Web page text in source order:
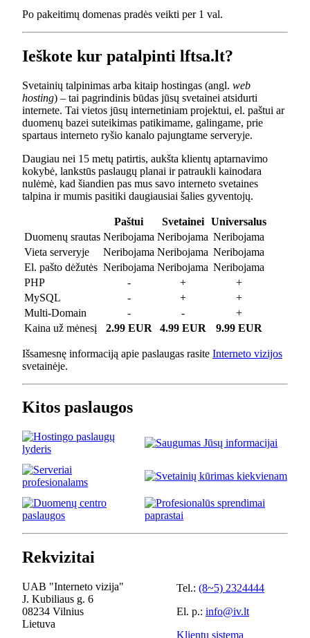
Po pakeitimų domenas pradės veikti per 1 val.
Ieškote kur patalpinti lftsa.lt?
Svetainių talpinimas arba kitaip hostingas (angl. web
hosting) – tai pagrindinis būdas jūsų svetainei atsidurti
internete. Tai vietos jūsų internetiniam projektui, el. paštui ar
duomenų bazei suteikimas patikimame, galingame, prie
spartaus interneto ryšio kanalo pajungtame serveryje.
Daugiau nei 15 metų patirtis, aukšta klientų aptarnavimo
kokybė, lankstūs paslaugų planai ir patraukli kainodara
nulėmė, kad šiandien pas mus savo interneto svetaines
talpina ir mumis pasitiki daugiausiai šalies gyventojų.
Paštui Svetainei
Universalus
Duomenų srautas Neribojama Neribojama Neribojama
Vieta serveryje
Neribojama Neribojama Neribojama
El. pašto dėžutės Neribojama Neribojama Neribojama
PHP
- +
+
MySQL
- +
+
Multi-Domain
- -
+
Kaina už mėnesį
2.99 EUR 4.99 EUR 9.99 EUR
Išsamesnę informaciją apie paslaugas rasite Interneto vizijos
svetainėje.
Kitos paslaugos
Rekvizitai
UAB "Interneto vizija"
J. Kubiliaus g. 6
08234 Vilnius
Lietuva
Tel.: (8~5) 2324444
El. p.: info@iv.lt
Klientų sistema